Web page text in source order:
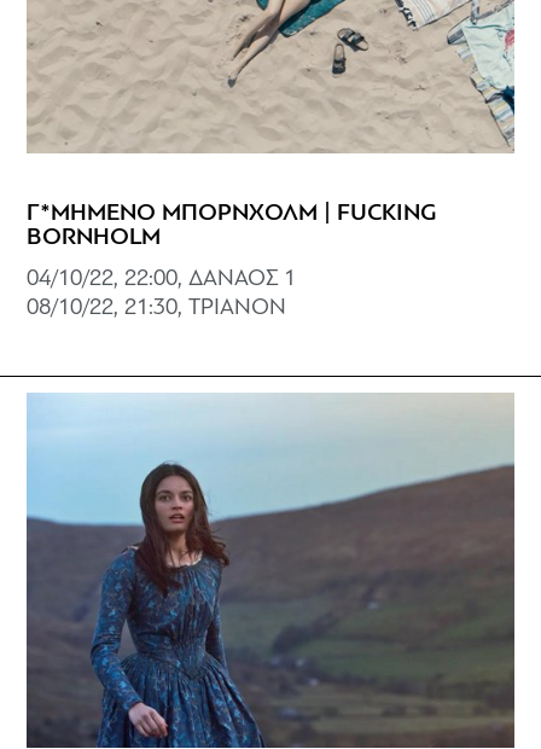
Γ*ΜΗΜΕΝΟ ΜΠΟΡΝΧΟΛΜ | FUCKING
BORNHOLM
04/10/22, 22:00, ΔΑΝΑΟΣ 1
08/10/22, 21:30, ΤΡΙΑΝΟΝ